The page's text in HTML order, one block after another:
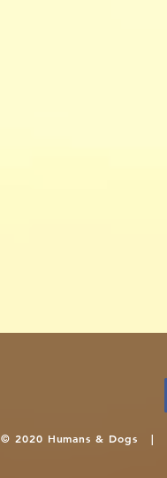
© 2020 Humans & Dogs